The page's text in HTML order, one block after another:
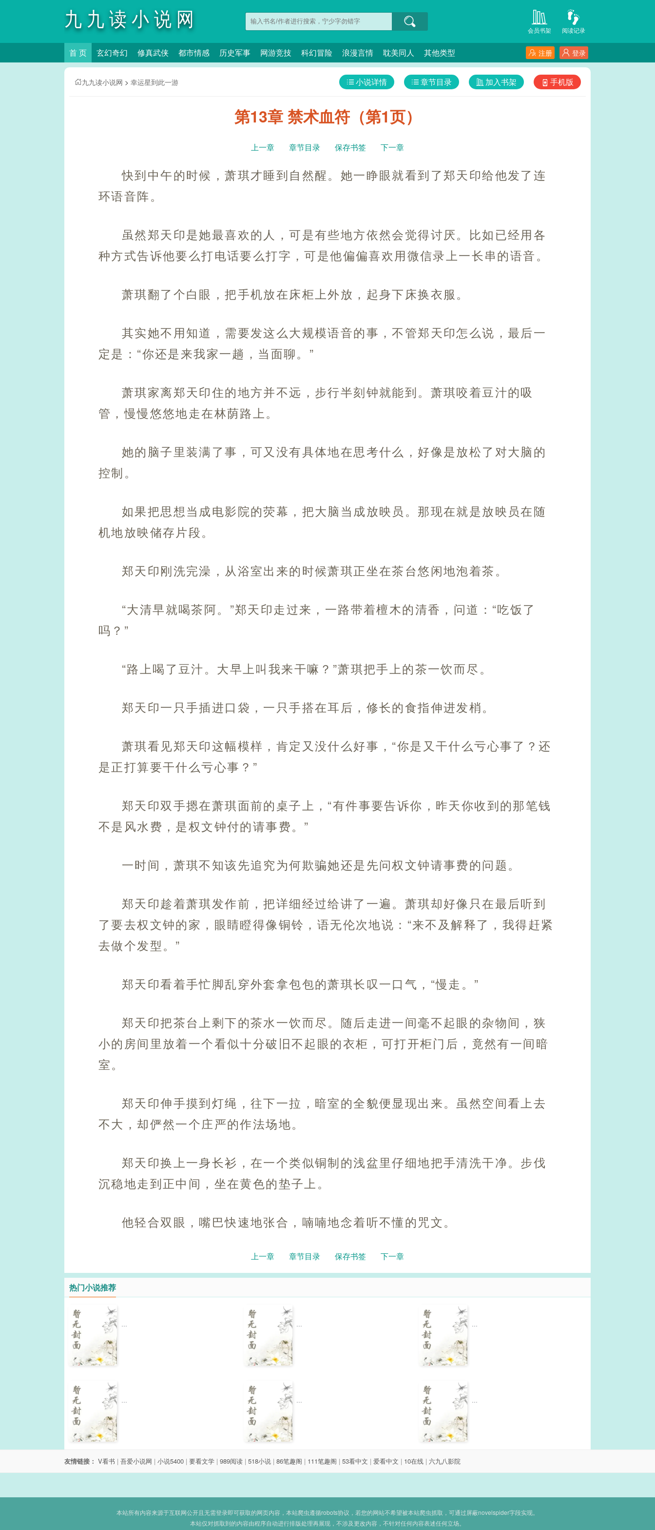
九九读小说网 阅读记录
会员书架
首 页 玄幻奇幻 修真武侠 都市情感 历史军事 网游竞技 科幻冒险 浪漫言情 耽美同人 其他类型 登录
注册
九九读小说网 > 幸运星到此一游 手机版
加入书架
章节目录
小说详情
第13章 禁术血符（第1页）
上一章 章节目录 保存书签 下一章
快到中午的时候，萧琪才睡到自然醒。她一睁眼就看到了郑天印给他发了连
环语音阵。
虽然郑天印是她最喜欢的人，可是有些地方依然会觉得讨厌。比如已经用各
种方式告诉他要么打电话要么打字，可是他偏偏喜欢用微信录上一长串的语音。
萧琪翻了个白眼，把手机放在床柜上外放，起身下床换衣服。
其实她不用知道，需要发这么大规模语音的事，不管郑天印怎么说，最后一
定是：“你还是来我家一趟，当面聊。”
萧琪家离郑天印住的地方并不远，步行半刻钟就能到。萧琪咬着豆汁的吸
管，慢慢悠悠地走在林荫路上。
她的脑子里装满了事，可又没有具体地在思考什么，好像是放松了对大脑的
控制。
如果把思想当成电影院的荧幕，把大脑当成放映员。那现在就是放映员在随
机地放映储存片段。
郑天印刚洗完澡，从浴室出来的时候萧琪正坐在茶台悠闲地泡着茶。
“大清早就喝茶阿。”郑天印走过来，一路带着檀木的清香，问道：“吃饭了
吗？”
“路上喝了豆汁。大早上叫我来干嘛？”萧琪把手上的茶一饮而尽。
郑天印一只手插进口袋，一只手搭在耳后，修长的食指伸进发梢。
萧琪看见郑天印这幅模样，肯定又没什么好事，“你是又干什么亏心事了？还
是正打算要干什么亏心事？”
郑天印双手摁在萧琪面前的桌子上，“有件事要告诉你，昨天你收到的那笔钱
不是风水费，是权文钟付的请事费。”
一时间，萧琪不知该先追究为何欺骗她还是先问权文钟请事费的问题。
郑天印趁着萧琪发作前，把详细经过给讲了一遍。萧琪却好像只在最后听到
了要去权文钟的家，眼睛瞪得像铜铃，语无伦次地说：“来不及解释了，我得赶紧
去做个发型。”
郑天印看着手忙脚乱穿外套拿包包的萧琪长叹一口气，“慢走。”
郑天印把茶台上剩下的茶水一饮而尽。随后走进一间毫不起眼的杂物间，狭
小的房间里放着一个看似十分破旧不起眼的衣柜，可打开柜门后，竟然有一间暗
室。
郑天印伸手摸到灯绳，往下一拉，暗室的全貌便显现出来。虽然空间看上去
不大，却俨然一个庄严的作法场地。
郑天印换上一身长衫，在一个类似铜制的浅盆里仔细地把手清洗干净。步伐
沉稳地走到正中间，坐在黄色的垫子上。
他轻合双眼，嘴巴快速地张合，喃喃地念着听不懂的咒文。
上一章 章节目录 保存书签 下一章
热门小说推荐
... ... ...
... ... ...
友情链接： V看书 | 吾爱小说网 | 小说5400 | 要看文学 | 989阅读 | 518小说 | 86笔趣阁 | 111笔趣阁 | 53看中文 | 爱看中文 | 10在线 | 六九八影院
本站所有内容来源于互联网公开且无需登录即可获取的网页内容，本站爬虫遵循robots协议，若您的网站不希望被本站爬虫抓取，可通过屏蔽novelspider字段实现。
本站仅对抓取到的内容由程序自动进行排版处理再展现，不涉及更改内容，不针对任何内容表述任何立场。